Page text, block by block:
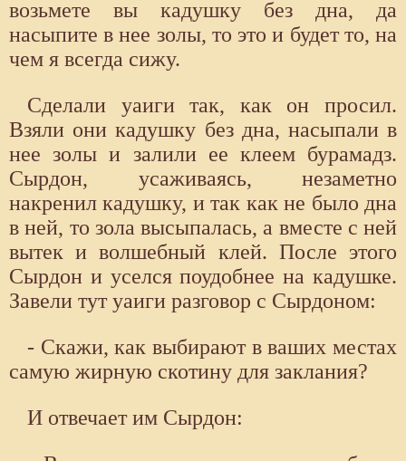
возьмете вы кадушку без дна, да
насыпите в нее золы, то это и будет то, на
чем я всегда сижу.
Сделали уаиги так, как он просил.
Взяли они кадушку без дна, насыпали в
нее золы и залили ее клеем бурамадз.
Сырдон, усаживаясь, незаметно
накренил кадушку, и так как не было дна
в ней, то зола высыпалась, а вместе с ней
вытек и волшебный клей. После этого
Сырдон и уселся поудобнее на кадушке.
Завели тут уаиги разговор с Сырдоном:
- Скажи, как выбирают в ваших местах
самую жирную скотину для заклания?
И отвечает им Сырдон: